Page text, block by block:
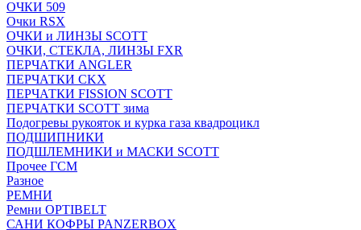
ОЧКИ 509
Очки RSX
ОЧКИ и ЛИНЗЫ SCOTT
ОЧКИ, СТЕКЛА, ЛИНЗЫ FXR
ПЕРЧАТКИ ANGLER
ПЕРЧАТКИ CKX
ПЕРЧАТКИ FISSION SCOTT
ПЕРЧАТКИ SCOTT зима
Подогревы рукояток и курка газа квадроцикл
ПОДШИПНИКИ
ПОДШЛЕМНИКИ и МАСКИ SCOTT
Прочее ГСМ
Разное
РЕМНИ
Ремни OPTIBELT
САНИ КОФРЫ PANZERBOX